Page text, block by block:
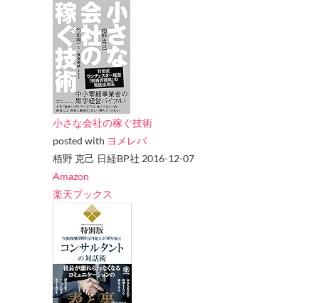
小さな会社の稼ぐ技術
posted with ヨメレバ
栢野 克己 日経BP社 2016-12-07
Amazon
楽天ブックス